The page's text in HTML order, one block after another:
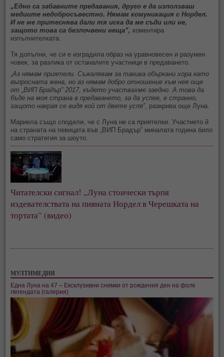
„Едно са забавните предавания, друго е да използваш
медиите недобросъвестно. Нямам комуникация с Нордел.
И не ме притеснява дали тя иска да ме съди или не,
защото това са безпочвени неща”, коментира
изпълнителката.
Тя допълни, че си е изградила образ на уравновесен и разумен
човек, за разлика от останалите участници в предаването.
„Аз нямам приятели. Съжалявам за такива объркани хора като
въпросната жена, но аз нямам добро отношение към нея още
от „ВИП Брадър” 2017, където участвахме заедно. А това да
бъде на моя страна в предаването, за да успее, е странно,
защото накрая се видя кой от двете успя”, разкрива още Луна.
Мариела също сподели, че с Луна не са приятелки. Участието й
на страната на певицата във „ВИП Брадър” миналата година било
само стратегия за шоуто.
Читателски сигнал! „Луна стоически търпя
издевателствата на пияната Нордел в Черешката на
тортата“ (видео)
МУЛТИМЕДИЯ
Една Луна на 47 – Ексклузивни снимки от рождения ден на фолк
легендата (галерия)